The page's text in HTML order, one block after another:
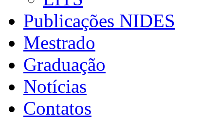
Publicações NIDES
Mestrado
Graduação
Notícias
Contatos